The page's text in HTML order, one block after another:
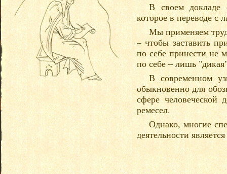
В своем докладе
которое в переводе с
Мы применяем
– чтобы заставить
по себе принести не
по себе – лишь
В современном
обыкновенно для
сфере человеческой
ремесел.
Однако, многие
деятельности